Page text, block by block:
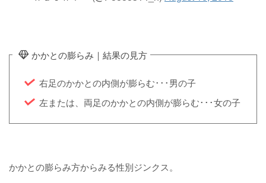
かかとの膨らみ｜結果の見方
右足のかかとの内側が膨らむ･･･男の子
左または、両足のかかとの内側が膨らむ･･･女の子
かかとの膨らみ方からみる性別ジンクス。